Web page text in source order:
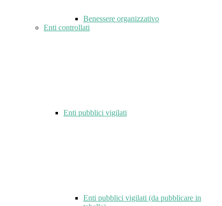
Benessere organizzativo
Enti controllati
Enti pubblici vigilati
Enti pubblici vigilati (da pubblicare in